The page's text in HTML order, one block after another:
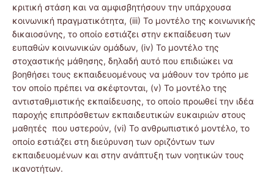
κριτική στάση και να αμφισβητήσουν την υπάρχουσα
κοινωνική πραγματικότητα, (iii) Το μοντέλο της κοινωνικής
δικαιοσύνης, το οποίο εστιάζει στην εκπαίδευση των
ευπαθών κοινωνικών ομάδων, (iv) Το μοντέλο της
στοχαστικής μάθησης, δηλαδή αυτό που επιδιώκει να
βοηθήσει τους εκπαιδευομένους να μάθουν τον τρόπο με
τον οποίο πρέπει να σκέφτονται, (v) Το μοντέλο της
αντισταθμιστικής εκπαίδευσης, το οποίο προωθεί την ιδέα
παροχής επιπρόσθετων εκπαιδευτικών ευκαιριών στους
μαθητές που υστερούν, (vi) Το ανθρωπιστικό μοντέλο, το
οποίο εστιάζει στη διεύρυνση των οριζόντων των
εκπαιδευομένων και στην ανάπτυξη των νοητικών τους
ικανοτήτων.